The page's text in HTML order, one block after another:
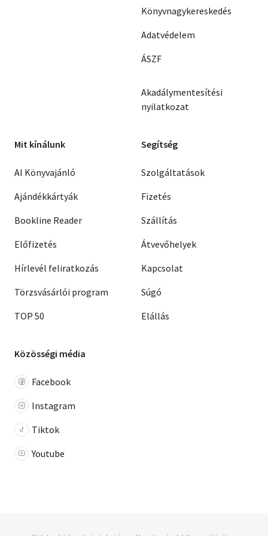
Könyvnagykereskedés
Adatvédelem
ÁSZF
Akadálymentesítési
nyilatkozat
Mit kínálunk
AI Könyvajánló
Ajándékkártyák
Bookline Reader
Előfizetés
Hírlevél feliratkozás
Törzsvásárlói program
TOP 50
Segítség
Szolgáltatások
Fizetés
Szállítás
Átvevőhelyek
Kapcsolat
Súgó
Elállás
Közösségi média
Facebook
Instagram
Tiktok
Youtube